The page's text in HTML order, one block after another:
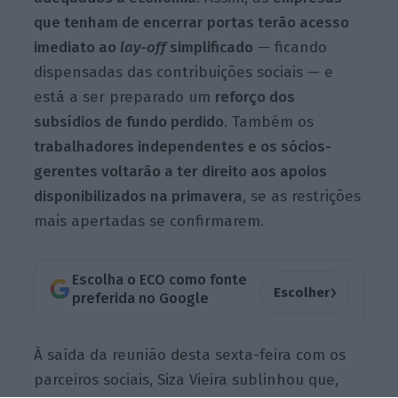
que tenham de encerrar portas terão acesso
imediato ao lay-offsimplificado — ficando
dispensadas das contribuições sociais — e
está a ser preparado um reforço dos
subsídios de fundo perdido. Também os
trabalhadores independentes e os sócios-
gerentes voltarão a ter direito aos apoios
disponibilizados na primavera, se as restrições
mais apertadas se confirmarem.
Escolha o ECO como fonte
preferida no Google
Escolher›
À saída da reunião desta sexta-feira com os
parceiros sociais, Siza Vieira sublinhou que,